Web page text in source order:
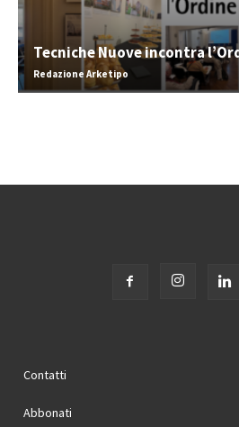
Tecniche Nuove incontra
Redazione Arketipo
Contatti
Abbonati